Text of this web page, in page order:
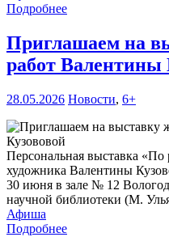
Подробнее
Приглашаем на
работ Валентины
28.05.2026 Новости, 6+
Персональная выставка
художника Валентины
30 июня в зале № 12
научной библиотеки (М.
Афиша
Подробнее